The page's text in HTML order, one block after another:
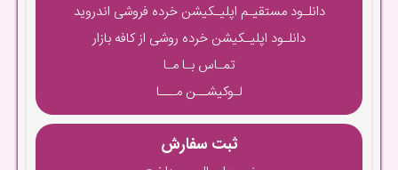
دانلـود مستقیـم اپلیـکیشن خرده فروشی اندروید
دانلـود اپلیـکیشن خرده روشی از کافه بازار
تمـاس بـا مـا
لـوکیشــن مـــا
ثبت سفارش